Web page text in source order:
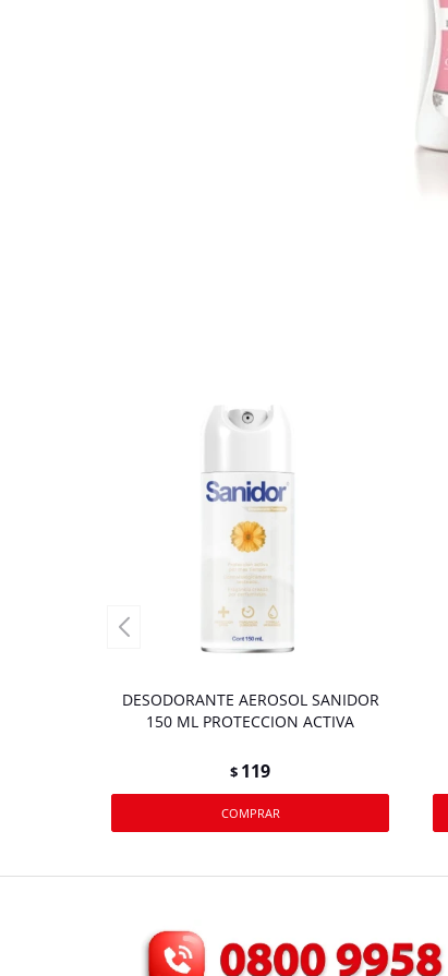
DESODORANTE AEROSOL SANIDOR
150 ML PROTECCION ACTIVA
$ 119